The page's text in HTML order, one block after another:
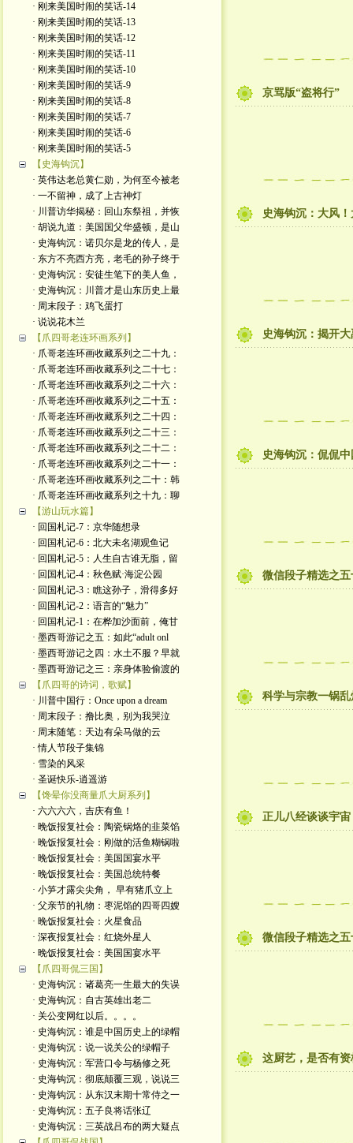
· 刚来美国时闹的笑话-14
· 刚来美国时闹的笑话-13
· 刚来美国时闹的笑话-12
· 刚来美国时闹的笑话-11
· 刚来美国时闹的笑话-10
· 刚来美国时闹的笑话-9
· 刚来美国时闹的笑话-8
· 刚来美国时闹的笑话-7
· 刚来美国时闹的笑话-6
· 刚来美国时闹的笑话-5
【史海钩沉】
· 英伟达老总黄仁勋，为何至今被老
· 一不留神，成了上古神灯
· 川普访华揭秘：回山东祭祖，并恢
· 胡说九道：美国国父华盛顿，是山
· 史海钩沉：诺贝尔是龙的传人，是
· 东方不亮西方亮，老毛的孙子终于
· 史海钩沉：安徒生笔下的美人鱼，
· 史海钩沉：川普才是山东历史上最
· 周末段子：鸡飞蛋打
· 说说花木兰
【爪四哥老连环画系列】
· 爪哥老连环画收藏系列之二十九：
· 爪哥老连环画收藏系列之二十七：
· 爪哥老连环画收藏系列之二十六：
· 爪哥老连环画收藏系列之二十五：
· 爪哥老连环画收藏系列之二十四：
· 爪哥老连环画收藏系列之二十三：
· 爪哥老连环画收藏系列之二十二：
· 爪哥老连环画收藏系列之二十一：
· 爪哥老连环画收藏系列之二十：韩
· 爪哥老连环画收藏系列之十九：聊
【游山玩水篇】
· 回国札记-7：京华随想录
· 回国札记-6：北大未名湖观鱼记
· 回国札记-5：人生自古谁无脂，留
· 回国札记-4：秋色赋·海淀公园
· 回国札记-3：瞧这孙子，滑得多好
· 回国札记-2：语言的“魅力”
· 回国札记-1：在桦加沙面前，俺甘
· 墨西哥游记之五：如此“adult onl
· 墨西哥游记之四：水土不服？早就
· 墨西哥游记之三：亲身体验偷渡的
【爪四哥的诗词，歌赋】
· 川普中国行：Once upon a dream
· 周末段子：撸比奥，别为我哭泣
· 周末随笔：天边有朵马做的云
· 情人节段子集锦
· 雪染的风采
· 圣诞快乐-逍遥游
【馋晕你没商量爪大厨系列】
· 六六六六，吉庆有鱼！
· 晚饭报复社会：陶瓷锅烙的韭菜馅
· 晚饭报复社会：刚做的活鱼糊锅啦
· 晚饭报复社会：美国国宴水平
· 晚饭报复社会：美国总统特餐
· 小笋才露尖尖角， 早有猪爪立上
· 父亲节的礼物：枣泥馅的四哥四嫂
· 晚饭报复社会：火星食品
· 深夜报复社会：红烧外星人
· 晚饭报复社会：美国国宴水平
【爪四哥侃三国】
· 史海钩沉：诸葛亮一生最大的失误
· 史海钩沉：自古英雄出老二
· 关公变网红以后。。。。
· 史海钩沉：谁是中国历史上的绿帽
· 史海钩沉：说一说关公的绿帽子
· 史海钩沉：军营口令与杨修之死
· 史海钩沉：彻底颠覆三观，说说三
· 史海钩沉：从东汉末期十常侍之一
· 史海钩沉：五子良将话张辽
· 史海钩沉：三英战吕布的两大疑点
京骂版“盗将行”
史海钩沉：大风
史海钩沉：揭开
史海钩沉：侃侃
微信段子精选之
科学与宗教一锅
正儿八经谈谈宇
微信段子精选之
这厨艺，是否有